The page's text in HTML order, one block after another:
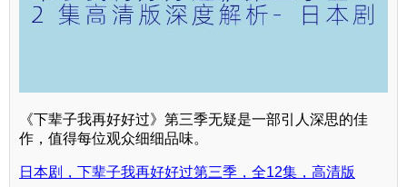
《下辈子我再好好过》第三季无疑是一部引人深思的佳
作，值得每位观众细细品味。
日本剧，下辈子我再好好过第三季，全12集，高清版